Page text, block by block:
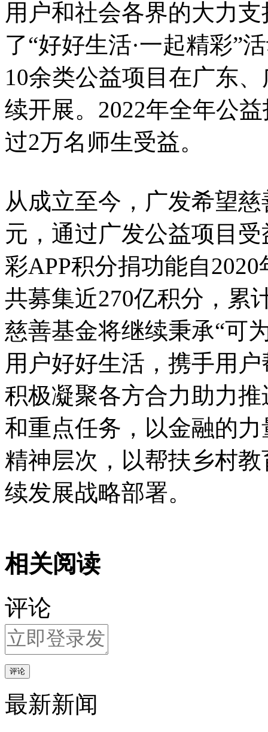
用户和社会各界的大力
了“好好生活·一起精彩”
10余类公益项目在广东
续开展。2022年全年公
过2万名师生受益。
从成立至今，广发希望
元，通过广发公益项目
彩APP积分捐功能自
共募集近270亿积分，累
慈善基金将继续秉承“可
用户好好生活，携手用
积极凝聚各方合力助力
和重点任务，以金融的
精神层次，以帮扶乡村
续发展战略部署。
相关阅读
评论
评论
最新新闻